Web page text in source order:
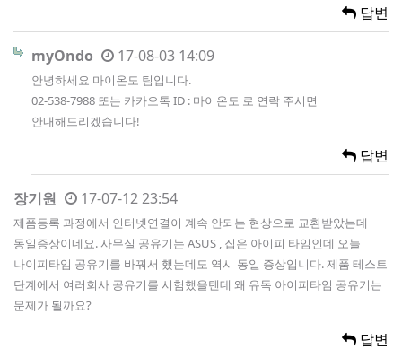
답변
myOndo 17-08-03 14:09
안녕하세요 마이온도 팀입니다.
02-538-7988 또는 카카오톡 ID : 마이온도 로 연락 주시면
안내해드리겠습니다!
답변
장기원 17-07-12 23:54
제품등록 과정에서 인터넷연결이 계속 안되는 현상으로 교환받았는데
동일증상이네요. 사무실 공유기는 ASUS , 집은 아이피 타임인데 오늘
나이피타임 공유기를 바꿔서 했는데도 역시 동일 증상입니다. 제품 테스트
단계에서 여러회사 공유기를 시험했을텐데 왜 유독 아이피타임 공유기는
문제가 될까요?
답변